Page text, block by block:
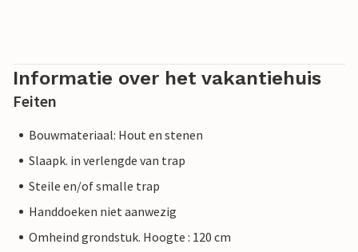
Informatie over het vakantiehuis
Feiten
Bouwmateriaal: Hout en stenen
Slaapk. in verlengde van trap
Steile en/of smalle trap
Handdoeken niet aanwezig
Omheind grondstuk. Hoogte : 120 cm